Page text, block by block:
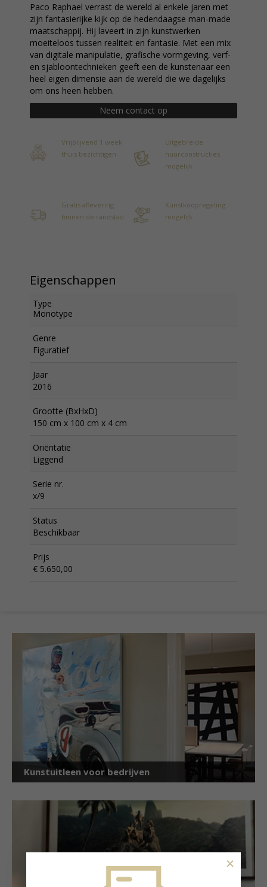
Paco Raphael verrast de wereld al enkele jaren met
zijn fantasierijke kijk op de hedendaagse man-made
maatschappij. Hij laveert in zijn kunstwerken
moeiteloos tussen realiteit en fantasie. Met een mix
van digitale manipulatie, grafische vormgeving, verf-
en sjabloontechnieken geeft een de kunstenaar een
heel eigen dimensie aan de wereld die we dagelijks
om ons heen hebben.
Neem contact op
Vrijblijvend 1 week
thuis bezichtigen
Uitgebreide
huurconstructies
mogelijk
Gratis aflevering
binnen de randstad
Kunstkoopregeling
mogelijk
Eigenschappen
Type
Monotype
Genre
Figuratief
Jaar
2016
Grootte (BxHxD)
150 cm x 100 cm x 4 cm
Oriëntatie
Liggend
Serie nr.
x/9
Status
Beschikbaar
Prijs
€ 5.650,00
Kunstuitleen voor bedrijven
×